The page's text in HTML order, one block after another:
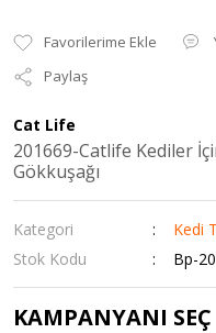
Paylaş
Cat Life
201669-Catlife Kediler
Gökkuşağı
Kategori Kedi
Stok Kodu
Bp-
KAMPANYANI SEÇ